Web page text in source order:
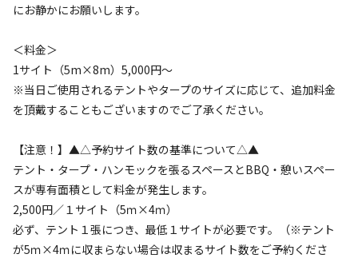
にお静かにお願いします。
＜料金＞
1サイト（5m×8m）5,000円～
※当日ご使用されるテントやタープのサイズに応じて、追加料金
を頂戴することもございますのでご了承ください。
【注意！】▲△予約サイト数の基準について△▲
テント・タープ・ハンモックを張るスペースとBBQ・憩いスペー
スが専有面積として料金が発生します。
2,500円／１サイト（5ｍ×4ｍ）
必ず、テント１張につき、最低１サイトが必要です。（※テント
が5ｍ×4ｍに収まらない場合は収まるサイト数をご予約くださ
自然・環境
4.7
設備
4.6
アクセス
4.3